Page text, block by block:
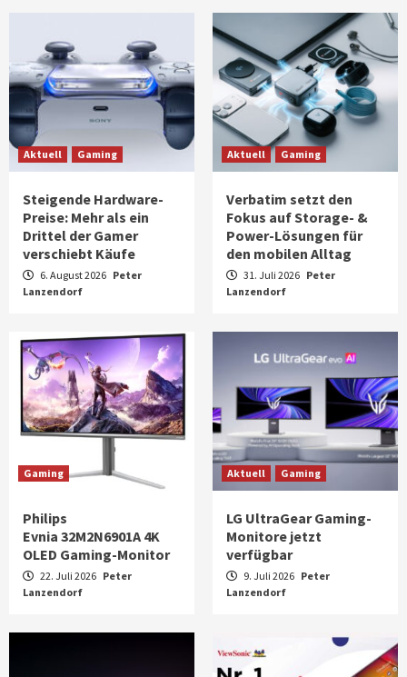
Aktuell Gaming
Steigende Hardware-
Preise: Mehr als ein
Drittel der Gamer
verschiebt Käufe
6. August 2026 Peter
Lanzendorf
Aktuell Gaming
Verbatim setzt den
Fokus auf Storage- &
Power-Lösungen für
den mobilen Alltag
31. Juli 2026 Peter
Lanzendorf
Gaming
Philips
Evnia 32M2N6901A 4K
OLED Gaming-Monitor
22. Juli 2026 Peter
Lanzendorf
Aktuell Gaming
LG UltraGear Gaming-
Monitore jetzt
verfügbar
9. Juli 2026 Peter
Lanzendorf